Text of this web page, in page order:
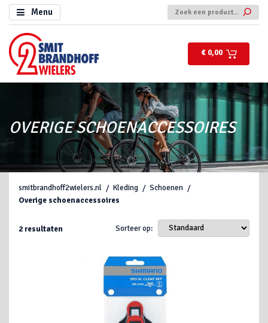
Menu
€ 0,00
OVERIGE SCHOENACCESSOIRES
smitbrandhoff2wielers.nl Kleding
Schoenen
Overige schoenaccessoires
2resultaten Sorteer op: